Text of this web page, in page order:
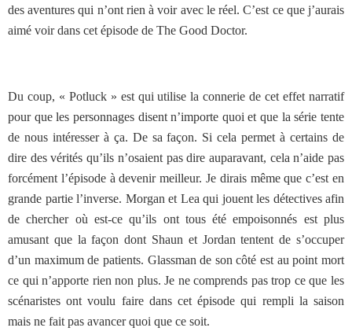
des aventures qui n’ont rien à voir avec le réel. C’est ce que j’aurais
aimé voir dans cet épisode de The Good Doctor.
Du coup, « Potluck » est qui utilise la connerie de cet effet narratif
pour que les personnages disent n’importe quoi et que la série tente
de nous intéresser à ça. De sa façon. Si cela permet à certains de
dire des vérités qu’ils n’osaient pas dire auparavant, cela n’aide pas
forcément l’épisode à devenir meilleur. Je dirais même que c’est en
grande partie l’inverse. Morgan et Lea qui jouent les détectives afin
de chercher où est-ce qu’ils ont tous été empoisonnés est plus
amusant que la façon dont Shaun et Jordan tentent de s’occuper
d’un maximum de patients. Glassman de son côté est au point mort
ce qui n’apporte rien non plus. Je ne comprends pas trop ce que les
scénaristes ont voulu faire dans cet épisode qui rempli la saison
mais ne fait pas avancer quoi que ce soit.